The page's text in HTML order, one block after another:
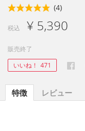
(4)
税込 ¥ 5,390
販売終了
いいね！ 471
特徴 レビュー